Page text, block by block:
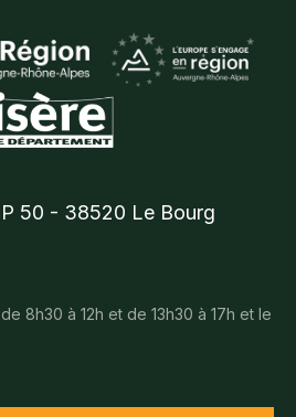
50 - 38520 Le Bourg
8h30 à 12h et de 13h30 à 17h et le